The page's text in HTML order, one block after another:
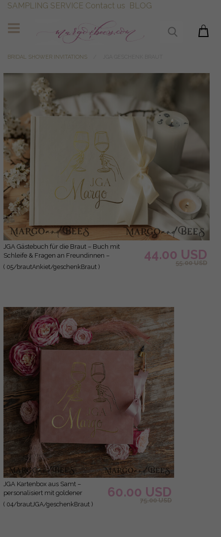
SAMPLING SERVICE Contact us BLOG
BRIDAL SHOWER INVITATIONS
JGA Gästebuch für die Braut – Buch mit
Schleife & Fragen an Freundinnen –
personalisiert
( 05/brautAnkiet/geschenkBraut )
44.00 USD
55.00 USD
JGA Kartenbox aus Samt –
personalisiert mit goldener
Prägung, inkl. Gästekarten für die
( 04/brautJGA/geschenkBraut )
60.00 USD
75.00 USD